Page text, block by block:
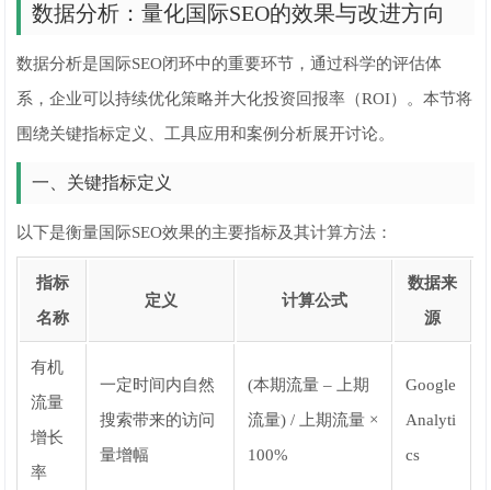
数据分析：量化国际SEO的效果与改进方向
数据分析是国际SEO闭环中的重要环节，通过科学的评估体
系，企业可以持续优化策略并大化投资回报率（ROI）。本节将
围绕关键指标定义、工具应用和案例分析展开讨论。
一、关键指标定义
以下是衡量国际SEO效果的主要指标及其计算方法：
指标
名称
定义 计算公式
数据来
源
有机
流量
增长
率
一定时间内自然
搜索带来的访问
量增幅
(本期流量 – 上期
流量) / 上期流量 ×
100%
Google
Analyti
cs